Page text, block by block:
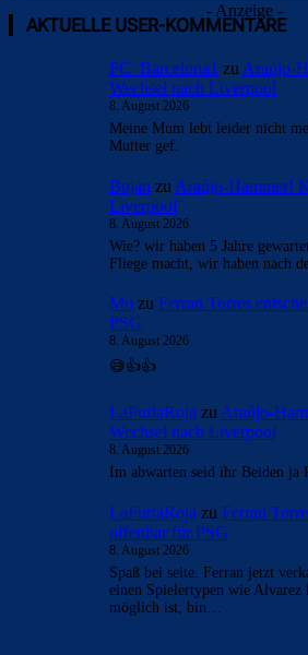
- Anzeige -
AKTUELLE USER-KOMMENTARE
FC_Barcelona1 zu Araújo-
Wechsel nach Liverpool
8. August 2026
Meine Mum lebt leider nicht
Mutter gef.
Bojan zu Araújo-Hammer!
Liverpool
8. August 2026
Wie? wir haben 5 Jahre
Fliege macht, wir haben nach
Mo zu Ferran Torres
PSG
8. August 2026
😅👍👍
LaFuriaRoja zu Araújo-
Wechsel nach Liverpool
8. August 2026
Im abwarten seid ihr Beiden ja
LaFuriaRoja zu Ferran
offenbar für PSG
8. August 2026
Spaß bei seite. Ferran jetzt
einen Spielertypen wie Alvarez
möglich ist, bin…